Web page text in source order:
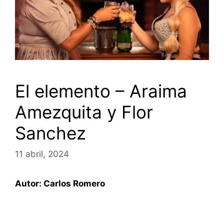
El elemento – Araima
Amezquita y Flor
Sanchez
11 abril, 2024
Autor: Carlos Romero